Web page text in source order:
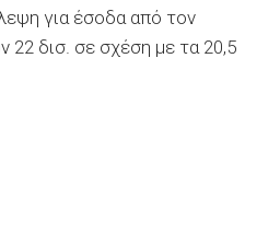
για έσοδα από τον
22 δισ. σε σχέση με τα 20,5